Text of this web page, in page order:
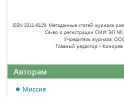
ISSN 2311-6129. Метаданные статей журнала
Св-во о регистрации СМИ: ЭЛ №
Учредитель журнала:
Главный редактор - Конорев
Авторам
Миссия